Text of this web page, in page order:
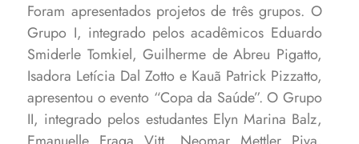
Foram apresentados projetos de três grupos. O
Grupo I, integrado pelos acadêmicos Eduardo
Smiderle Tomkiel, Guilherme de Abreu Pigatto,
Isadora Letícia Dal Zotto e Kauã Patrick Pizzatto,
apresentou o evento “Copa da Saúde”. O Grupo
II, integrado pelos estudantes Elyn Marina Balz,